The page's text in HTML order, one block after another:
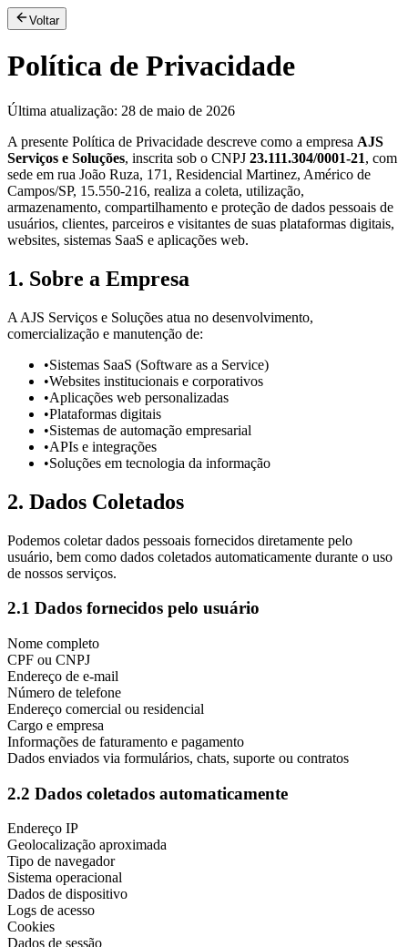
Voltar
Política de Privacidade
Última atualização: 28 de maio de 2026
A presente Política de Privacidade descreve como a empresa AJS
Serviços e Soluções, inscrita sob o CNPJ 23.111.304/0001-21, com
sede em rua João Ruza, 171, Residencial Martinez, Américo de
Campos/SP, 15.550-216, realiza a coleta, utilização,
armazenamento, compartilhamento e proteção de dados pessoais de
usuários, clientes, parceiros e visitantes de suas plataformas digitais,
websites, sistemas SaaS e aplicações web.
1. Sobre a Empresa
A AJS Serviços e Soluções atua no desenvolvimento,
comercialização e manutenção de:
•Sistemas SaaS (Software as a Service)
•Websites institucionais e corporativos
•Aplicações web personalizadas
•Plataformas digitais
•Sistemas de automação empresarial
•APIs e integrações
•Soluções em tecnologia da informação
2. Dados Coletados
Podemos coletar dados pessoais fornecidos diretamente pelo
usuário, bem como dados coletados automaticamente durante o uso
de nossos serviços.
2.1 Dados fornecidos pelo usuário
Nome completo
CPF ou CNPJ
Endereço de e-mail
Número de telefone
Endereço comercial ou residencial
Cargo e empresa
Informações de faturamento e pagamento
Dados enviados via formulários, chats, suporte ou contratos
2.2 Dados coletados automaticamente
Endereço IP
Geolocalização aproximada
Tipo de navegador
Sistema operacional
Dados de dispositivo
Logs de acesso
Cookies
Dados de sessão